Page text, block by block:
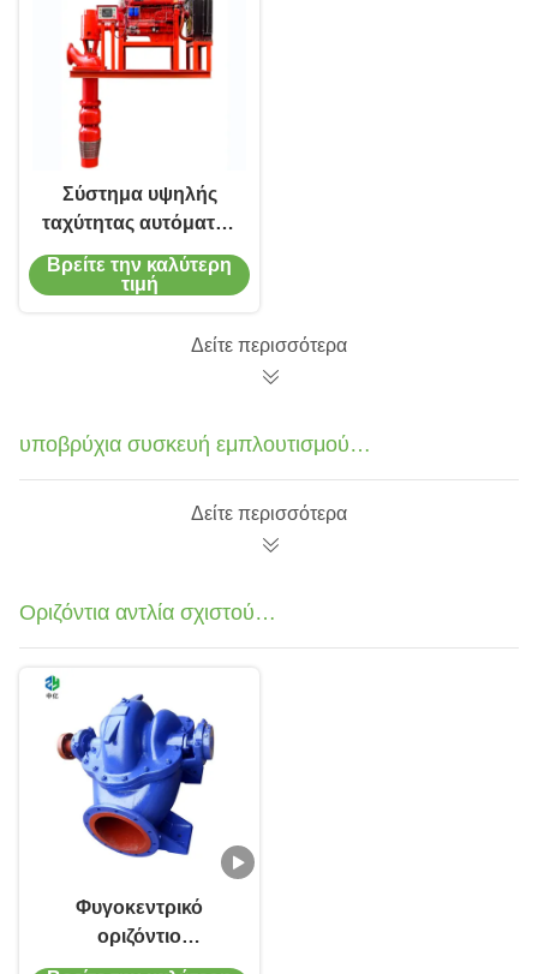
Σύστημα υψηλής
ταχύτητας αυτόματης
αντλίας νερού
κινδύνου πυρκαγιάς
Βρείτε την καλύτερη
τιμή
Δείτε περισσότερα
υποβρύχια συσκευή εμπλουτισμού
σε διοξείδιο του άνθρακα
Δείτε περισσότερα
Οριζόντια αντλία σχιστού
περιβλήματος
Φυγοκεντρικό
οριζόντιο
διασπασμένο ενιαίο